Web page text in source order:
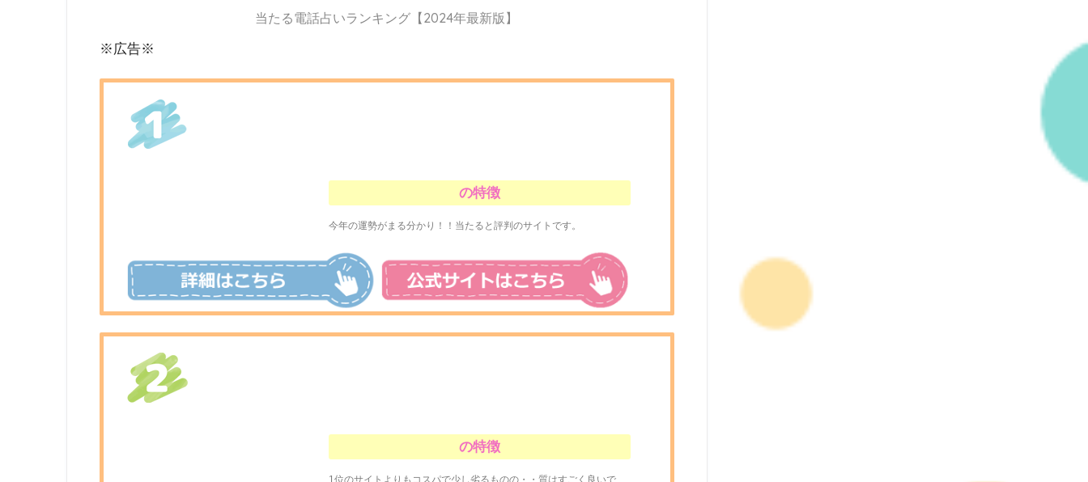
当たる電話占いランキング【2024年最新版】
※広告※
の特徴
今年の運勢がまる分かり！！当たると評判のサイトです。
の特徴
1位のサイトよりもコスパで少し劣るものの・・質はすごく良いで